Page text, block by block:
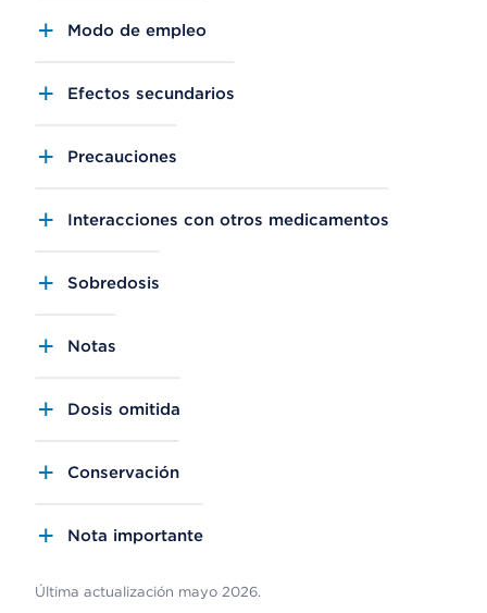
Modo de empleo
Efectos secundarios
Precauciones
Interacciones con otros medicamentos
Sobredosis
Notas
Dosis omitida
Conservación
Nota importante
Última actualización mayo 2026.